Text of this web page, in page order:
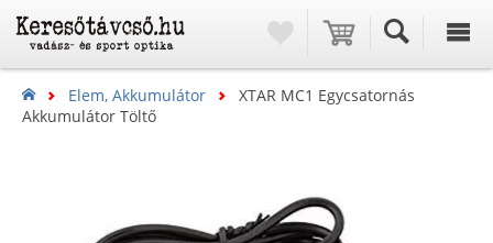
Elem, Akkumulátor
XTAR MC1 Egycsatornás
Akkumulátor Töltő